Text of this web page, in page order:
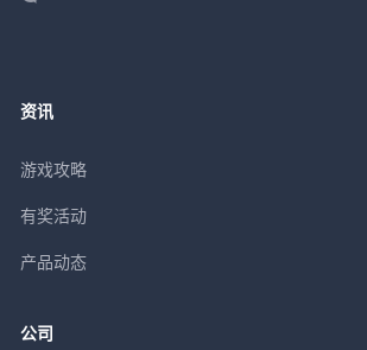
资讯
游戏攻略
有奖活动
产品动态
公司